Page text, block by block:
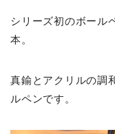
シリーズ初のボール
本。
真鍮とアクリルの調
ルペンです。